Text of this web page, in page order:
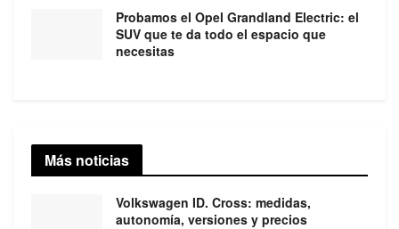
Probamos el Opel Grandland Electric: el
SUV que te da todo el espacio que
necesitas
Más noticias
Volkswagen ID. Cross: medidas,
autonomía, versiones y precios